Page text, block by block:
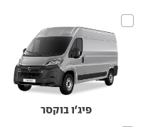
פיג'ו בוקסר